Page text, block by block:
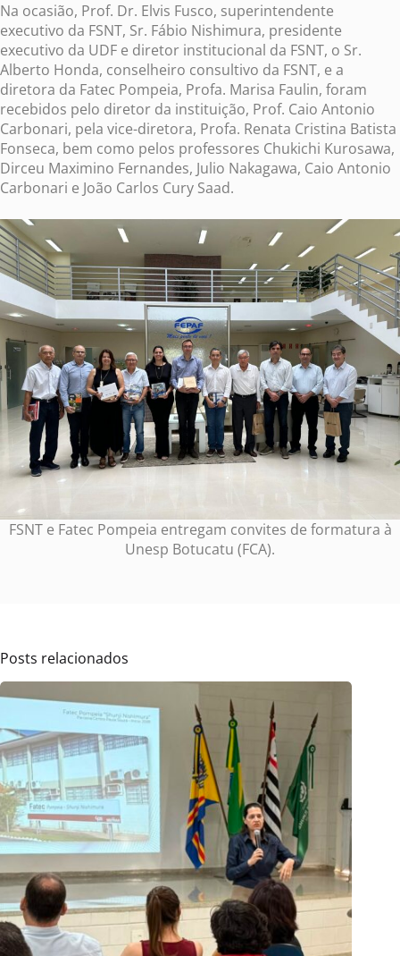
Na ocasião, Prof. Dr. Elvis Fusco, superintendente
executivo da FSNT, Sr. Fábio Nishimura, presidente
executivo da UDF e diretor institucional da FSNT, o Sr.
Alberto Honda, conselheiro consultivo da FSNT, e a
diretora da Fatec Pompeia, Profa. Marisa Faulin, foram
recebidos pelo diretor da instituição, Prof. Caio Antonio
Carbonari, pela vice-diretora, Profa. Renata Cristina Batista
Fonseca, bem como pelos professores Chukichi Kurosawa,
Dirceu Maximino Fernandes, Julio Nakagawa, Caio Antonio
Carbonari e João Carlos Cury Saad.
FSNT e Fatec Pompeia entregam convites de formatura à
Unesp Botucatu (FCA).
Posts relacionados